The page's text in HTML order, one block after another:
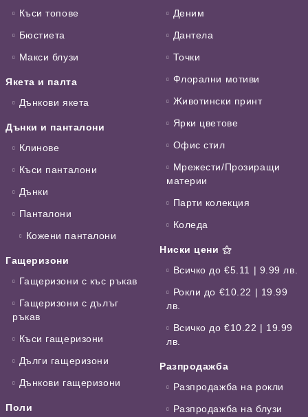
Къси топове
Бюстиета
Макси блузи
Якета и палта
Дънкови якета
Дънки и панталони
Клинове
Къси панталони
Дънки
Панталони
Кожени панталони
Гащеризони
Гащеризони с къс ръкав
Гащеризони с дълъг
ръкав
Къси гащеризони
Дълги гащеризони
Дънкови гащеризони
Поли
Деним
Дантела
Точки
Флорални мотиви
Животински принт
Ярки цветове
Офис стил
Мрежести/Прозиращи
материи
Парти колекция
Коледа
Ниски цени ⚝
Всичко до €5.11 | 9.99 лв.
Рокли до €10.22 | 19.99
лв.
Всичко до €10.22 | 19.99
лв.
Разпродажба
Разпродажба на рокли
Разпродажба на блузи